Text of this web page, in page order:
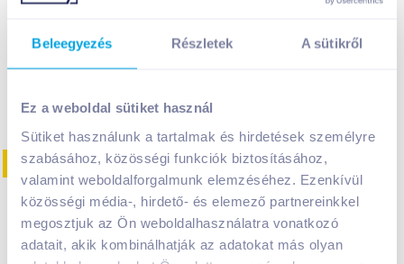
Beleegyezés Részletek A sütikről
Ez a weboldal sütiket használ
Sütiket használunk a tartalmak és hirdetések személyre
szabásához, közösségi funkciók biztosításához,
valamint weboldalforgalmunk elemzéséhez. Ezenkívül
közösségi média-, hirdető- és elemező partnereinkkel
megosztjuk az Ön weboldalhasználatra vonatkozó
adatait, akik kombinálhatják az adatokat más olyan
Kosárba
1 karton = 12 db 1 karton = 6 db
08. 31-ig